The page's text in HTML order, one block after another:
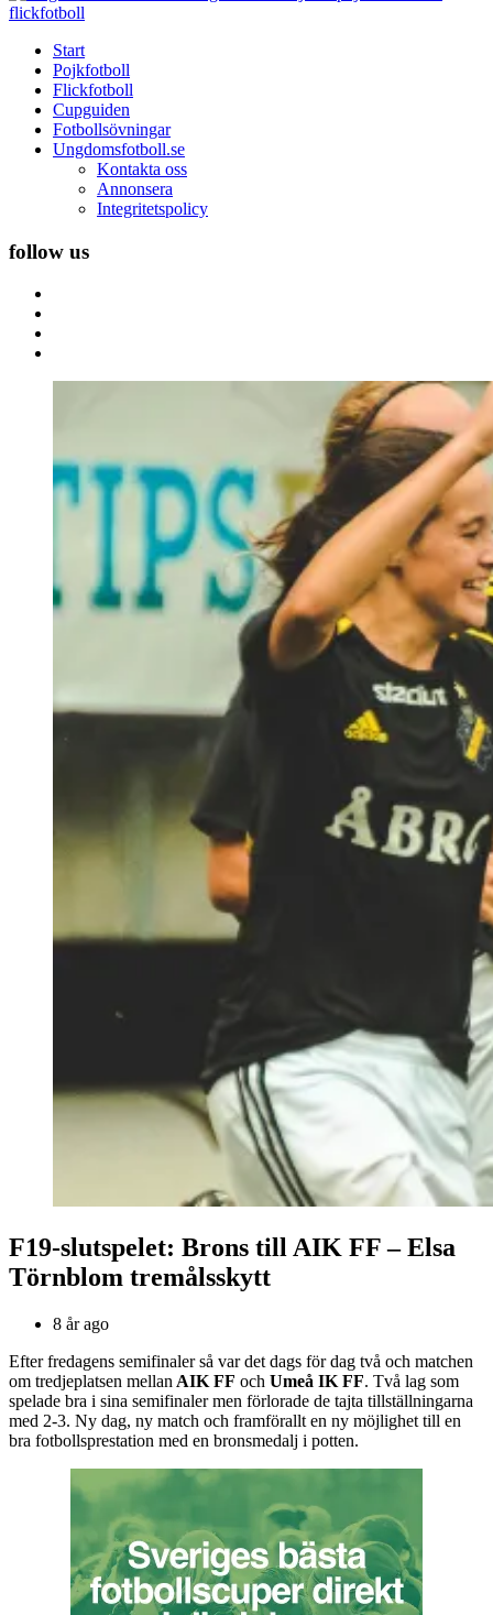
Start
Pojkfotboll
Flickfotboll
Cupguiden
Fotbollsövningar
Ungdomsfotboll.se
Kontakta oss
Annonsera
Integritetspolicy
follow us
F19-slutspelet: Brons till AIK FF – Elsa
Törnblom tremålsskytt
8 år ago
Efter fredagens semifinaler så var det dags för dag två och matchen
om tredjeplatsen mellan AIK FF och Umeå IK FF. Två lag som
spelade bra i sina semifinaler men förlorade de tajta tillställningarna
med 2-3. Ny dag, ny match och framförallt en ny möjlighet till en
bra fotbollsprestation med en bronsmedalj i potten.